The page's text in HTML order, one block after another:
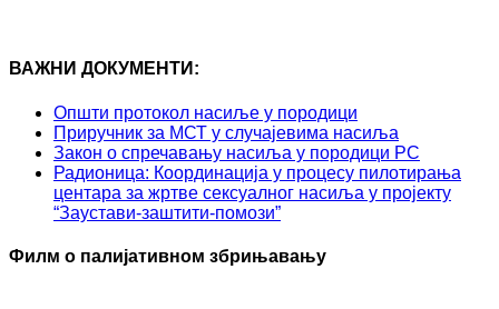
ВАЖНИ ДОКУМЕНТИ:
Општи протокол насиље у породици
Приручник за МСТ у случајевима насиља
Закон о спречавању насиља у породици РС
Радионица: Координација у процесу пилотирања
центара за жртве сексуалног насиља у пројекту
“Заустави-заштити-помози”
Филм о палијативном збрињавању